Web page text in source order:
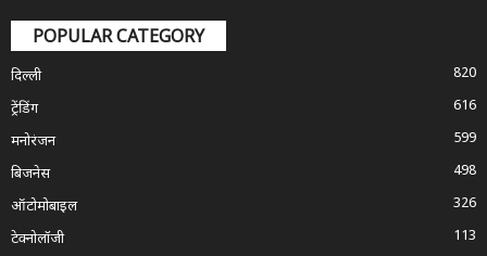
POPULAR CATEGORY
दिल्ली
820
ट्रेंडिंग
616
मनोरंजन
599
बिजनेस
498
ऑटोमोबाइल
326
टेक्नोलॉजी
113